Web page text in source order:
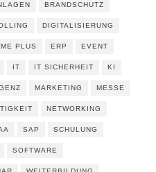
BRANDSCHUTZ
DIGITALISIERUNG
PLUS ERP EVENT
IT IT SICHERHEIT KI
MARKETING MESSE
NETWORKING
SAP SCHULUNG
SOFTWARE